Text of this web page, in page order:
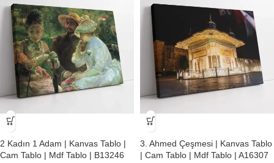
-23%
2 Kadın 1 Adam | Kanvas Tablo |
Cam Tablo | Mdf Tablo | B13246
-23%
3. Ahmed Çeşmesi | Kanvas Tablo
| Cam Tablo | Mdf Tablo | A16307